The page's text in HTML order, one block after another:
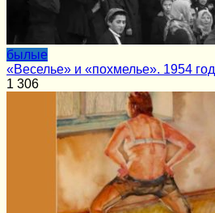
былые
«Веселье» и «похмелье». 1954 год
1 306